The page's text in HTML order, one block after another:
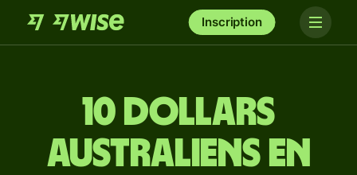
Inscription
10 dollars
australiens en